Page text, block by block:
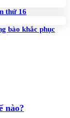
thứ 16
bào khắc phục
nào?